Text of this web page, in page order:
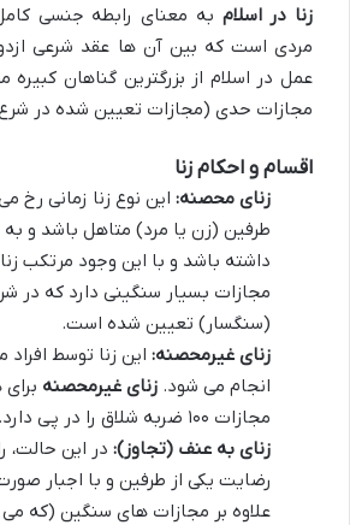
زنا در اسلام به معنای رابطه جنسی
مردی است که بین آن ها عقد شرعی
عمل در اسلام از بزرگترین گناهان
مجازات حدی (مجازات تعیین شده در
اقسام و احکام زنا
زنای محصنه: این نوع زنا زمانی رخ
طرفین (زن یا مرد) متاهل باشد و
داشته باشد و با این وجود مرتکب
مجازات بسیار سنگینی دارد که در
(سنگسار) تعیین شده است.
زنای غیرمحصنه: این زنا توسط
انجام می شود. زنای غیرمحصنه
مجازات ۱۰۰ ضربه شلاق را در پی دارد.
زنای به عنف (تجاوز): در این
رضایت یکی از طرفین و با اجبار
علاوه بر مجازات های سنگین (که می